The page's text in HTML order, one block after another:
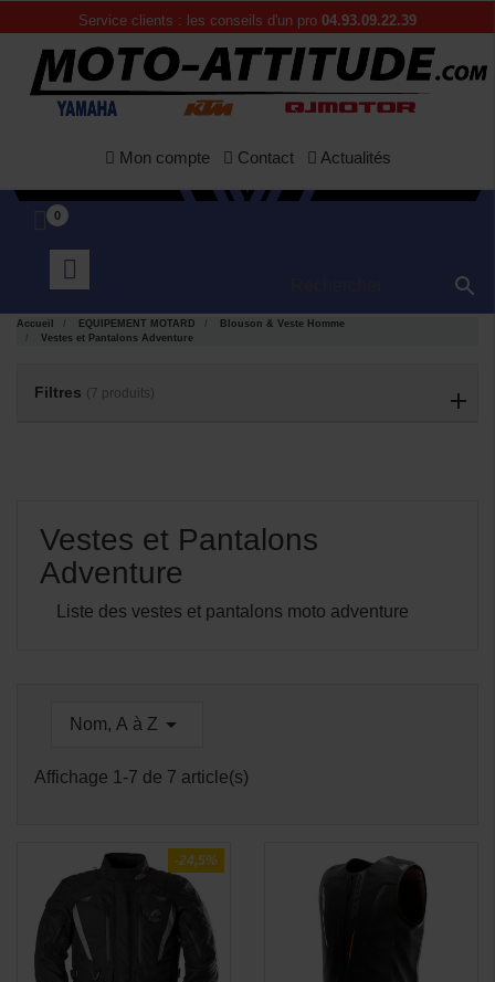
Service clients : les conseils d'un pro 04.93.09.22.39
Mon compte Contact Actualités
0

Accueil EQUIPEMENT MOTARD
Blouson & Veste Homme
Vestes et Pantalons Adventure
Filtres (7 produits)
Vestes et Pantalons
Adventure
Liste des vestes et pantalons moto adventure
Nom, A à Z 
Affichage 1-7 de 7 article(s)
-24,5%